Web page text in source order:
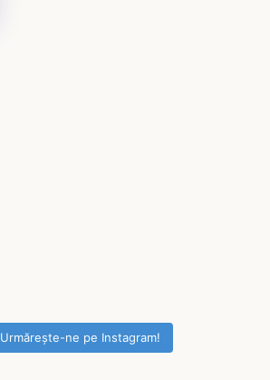
Urmărește-ne pe Instagram!